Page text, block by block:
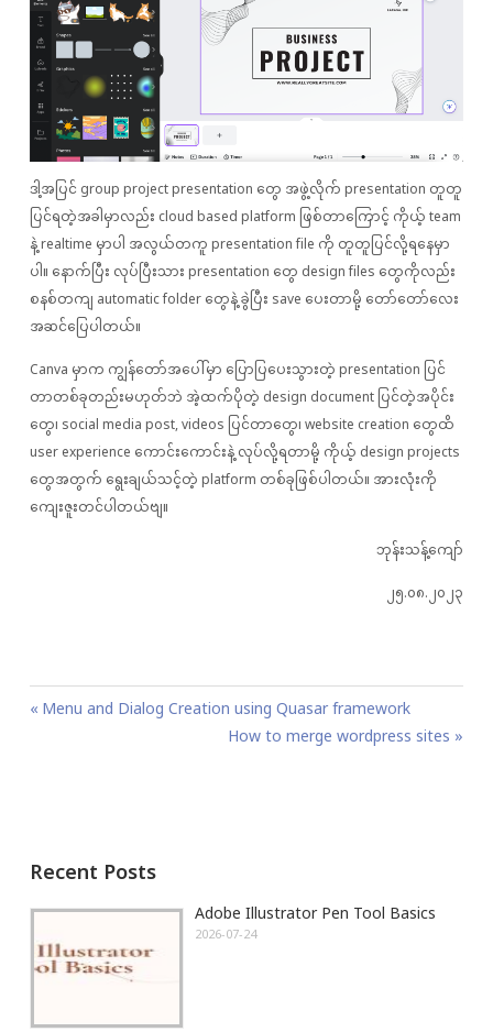
ဒါ့အပြင် group project presentation တွေ အဖွဲ့လိုက် presentation တူတူ
ပြင်ရတဲ့အခါမှာလည်း cloud based platform ဖြစ်တာကြောင့် ကိုယ့် team
နဲ့ realtime မှာပါ အလွယ်တကူ presentation file ကို တူတူပြင်လို့ရနေမှာ
ပါ။ နောက်ပြီး လုပ်ပြီးသား presentation တွေ design files ‌တွေကိုလည်း
စနစ်တကျ automatic folder တွေနဲ့ ခွဲပြီး save ပေးတာမို့ တော်တော်လေး
အဆင်ပြေပါတယ်။
Canva မှာက ကျွန်တော်အပေါ်မှာ ပြောပြပေးသွားတဲ့ presentation ပြင်
တာတစ်ခုတည်းမဟုတ်ဘဲ အဲ့ထက်ပိုတဲ့ design document ပြင်တဲ့အပိုင်း
တွေ၊ social media post, videos ပြင်တာတွေ၊ website creation တွေထိ
user experience ကောင်းကောင်းနဲ့ လုပ်လို့ရတာမို့ ကိုယ့် design projects
တွေအတွက် ရွေးချယ်သင့်တဲ့ platform တစ်ခုဖြစ်ပါတယ်။ အားလုံးကို
ကျေးဇူးတင်ပါတယ်ဗျ။
ဘုန်းသန့်ကျော်
၂၅.၀၈.၂၀၂၃
P
v
i
a
P
u
s
o
s
Menu and Dialog Creation using Quasar framework
N
s
t
How to merge wordpress sites
Recent Posts
Adobe Illustrator Pen Tool Basics
2026-07-24